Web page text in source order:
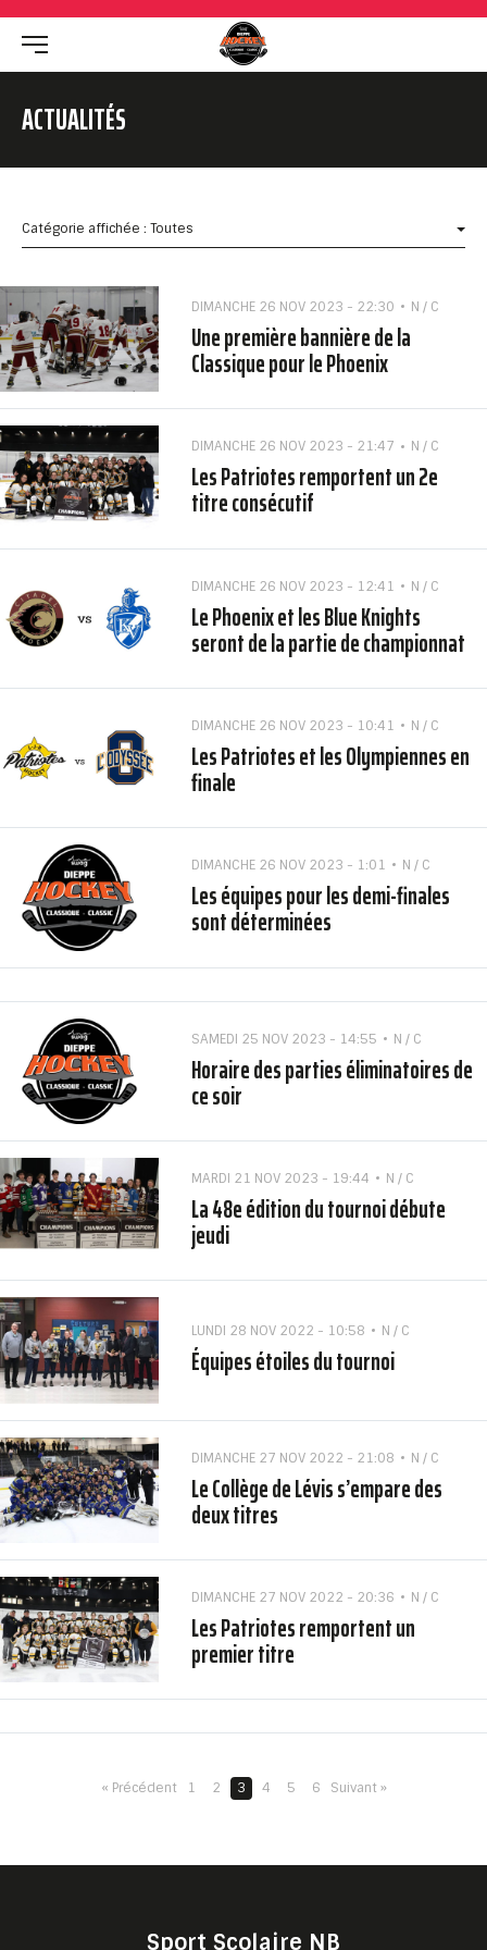
ACTUALITÉS
Catégorie affichée : Toutes
DIMANCHE 26 NOV 2023 - 22:30 N / C
Une première bannière de la
Classique pour le Phoenix
DIMANCHE 26 NOV 2023 - 21:47 N / C
Les Patriotes remportent un 2e
titre consécutif
DIMANCHE 26 NOV 2023 - 12:41 N / C
Le Phoenix et les Blue Knights
seront de la partie de championnat
DIMANCHE 26 NOV 2023 - 10:41 N / C
Les Patriotes et les Olympiennes en
finale
DIMANCHE 26 NOV 2023 - 1:01 N / C
Les équipes pour les demi-finales
sont déterminées
SAMEDI 25 NOV 2023 - 14:55 N / C
Horaire des parties éliminatoires de
ce soir
MARDI 21 NOV 2023 - 19:44 N / C
La 48e édition du tournoi débute
jeudi
LUNDI 28 NOV 2022 - 10:58 N / C
Équipes étoiles du tournoi
DIMANCHE 27 NOV 2022 - 21:08 N / C
Le Collège de Lévis s’empare des
deux titres
DIMANCHE 27 NOV 2022 - 20:36 N / C
Les Patriotes remportent un
premier titre
« Précédent 1 2 3 4 5 6 Suivant »
Sport Scolaire NB